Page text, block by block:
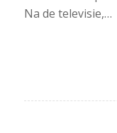
Na de televisie,…